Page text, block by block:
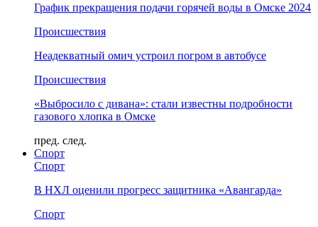
График прекращения подачи горячей воды в Омске 2024
Происшествия
Неадекватный омич устроил погром в автобусе
Происшествия
«Выбросило с дивана»: стали известны подробности
газового хлопка в Омске
пред. след.
Спорт
Спорт
В НХЛ оценили прогресс защитника «Авангарда»
Спорт